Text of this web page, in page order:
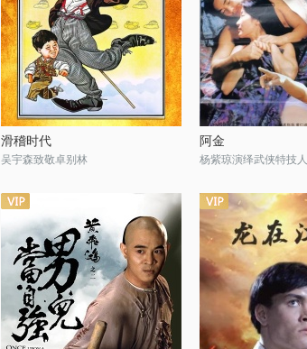
滑稽时代
吴宇森致敬卓别林
阿金
杨紫琼演绎武侠特技人